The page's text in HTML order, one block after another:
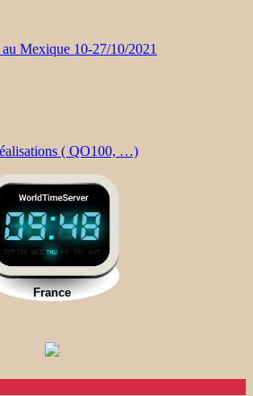
Mexique 10-27/10/2021
( QO100, …)